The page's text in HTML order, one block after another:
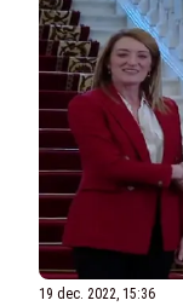
19 dec. 2022, 15:36